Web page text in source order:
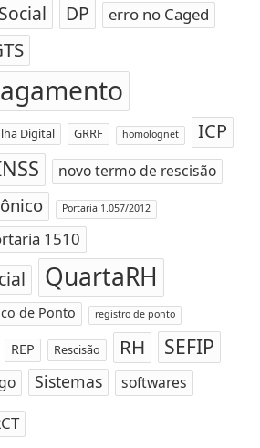
DP
erro no Caged
Digital GRRF homolognet ICP
novo termo de rescisão
Portaria 1.057/2012
1510
QuartaRH
de Ponto registro de ponto
REP Rescisão RH SEFIP
Sistemas softwares